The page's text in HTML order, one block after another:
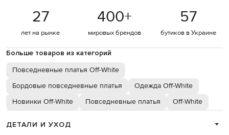
27
лет на рынке
400+
мировых брендов
57
бутиков в Украине
Больше товаров из категорий
Повседневные платья Off-White
Бордовые повседневные платья
Одежда Off-White
Новинки Off-White
Повседневные платья Off-White
ДЕТАЛИ И УХОД